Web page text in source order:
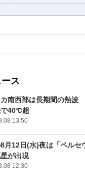
ス
カ南西部は長期間の熱波
で40℃超
13:50
月12日(水)夜は「ペルセ
が出現
12:30